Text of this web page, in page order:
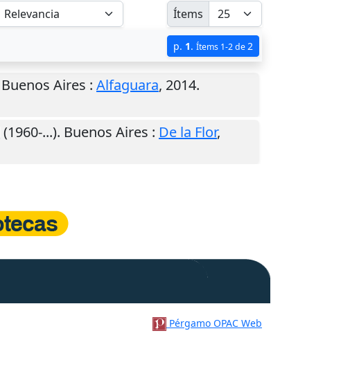
Ítems
p. 1. Ítems 1-2 de 2
Buenos Aires : Alfaguara, 2014.
(1960-...). Buenos Aires : De la Flor,
Pérgamo OPAC Web